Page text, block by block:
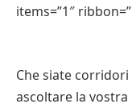
items=”1″
Che siate
ascoltare la vostra